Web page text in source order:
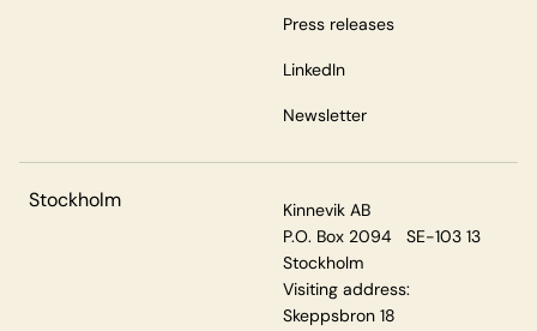
Press releases
LinkedIn
Newsletter
Stockholm
Kinnevik AB
P.O. Box 2094 SE-103 13
Stockholm
Visiting address:
Skeppsbron 18